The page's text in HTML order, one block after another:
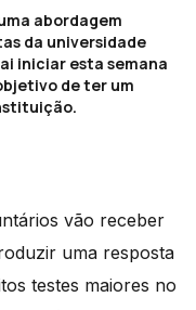
abordagem
da universidade
iniciar esta semana
de ter um
vão receber
uma resposta
testes maiores no